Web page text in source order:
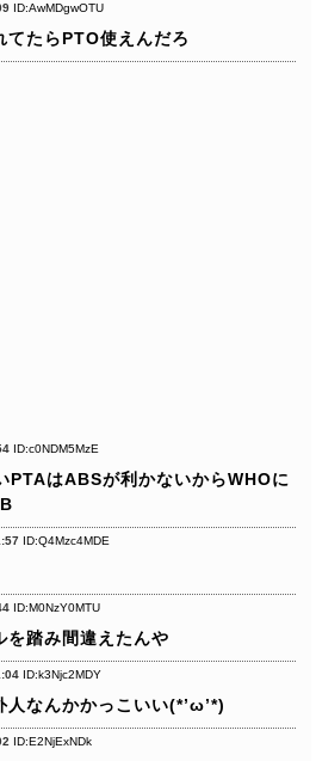
ID:AwMDgwOTU
てたらPTO使えんだろ
ID:c0NDM5MzE
PTAはABSが利かないからWHOに
ID:Q4Mzc4MDE
ID:M0NzY0MTU
を踏み間違えたんや
ID:k3Njc2MDY
人なんかかっこいい(*’ω’*)
ID:E2NjExNDk